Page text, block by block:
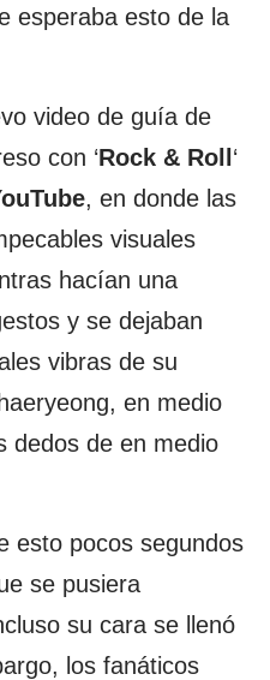
esperaba esto de la
video de guía de
con ‘Rock & Roll ‘
, en donde las
visuales
hacían una
y se dejaban
vibras de su
en medio
dedos de en medio
esto pocos segundos
se pusiera
su cara se llenó
los fanáticos